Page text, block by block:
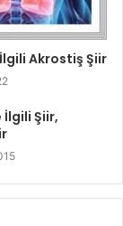
Akrostiş Şiir
Şiir,